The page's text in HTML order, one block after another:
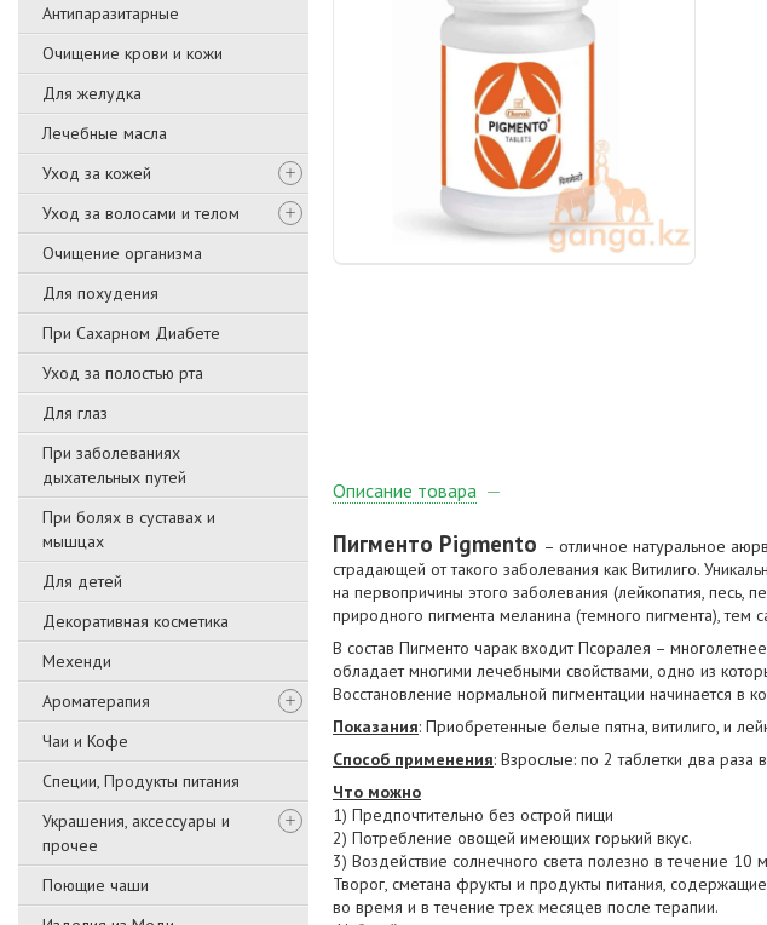
Антипаразитарные
Очищение крови и кожи
Для желудка
Лечебные масла
Уход за кожей
Уход за волосами и телом
Очищение организма
Для похудения
При Сахарном Диабете
Уход за полостью рта
Для глаз
При заболеваниях
дыхательных путей
При болях в суставах и
мышцах
Для детей
Декоративная косметика
Мехенди
Ароматерапия
Чаи и Кофе
Специи, Продукты питания
Украшения, аксессуары и
прочее
Поющие чаши
Описание товара
Пигменто Pigmento – отличное натуральное
страдающей от такого заболевания как Витилиго.
на первопричины этого заболевания (лейкопатия, песь,
природного пигмента меланина (темного пигмента), тем
В состав Пигменто чарак входит Псоралея –
обладает многими лечебными свойствами, одно из
Восстановление нормальной пигментации начинается в
Показания: Приобретенные белые пятна, витилиго, и
Способ применения: Взрослые: по 2 таблетки два раза
Что можно
1) Предпочтительно без острой пищи
2) Потребление овощей имеющих горький вкус.
3) Воздействие солнечного света полезно в течение 10
Творог, сметана фрукты и продукты питания,
во время и в течение трех месяцев после терапии.